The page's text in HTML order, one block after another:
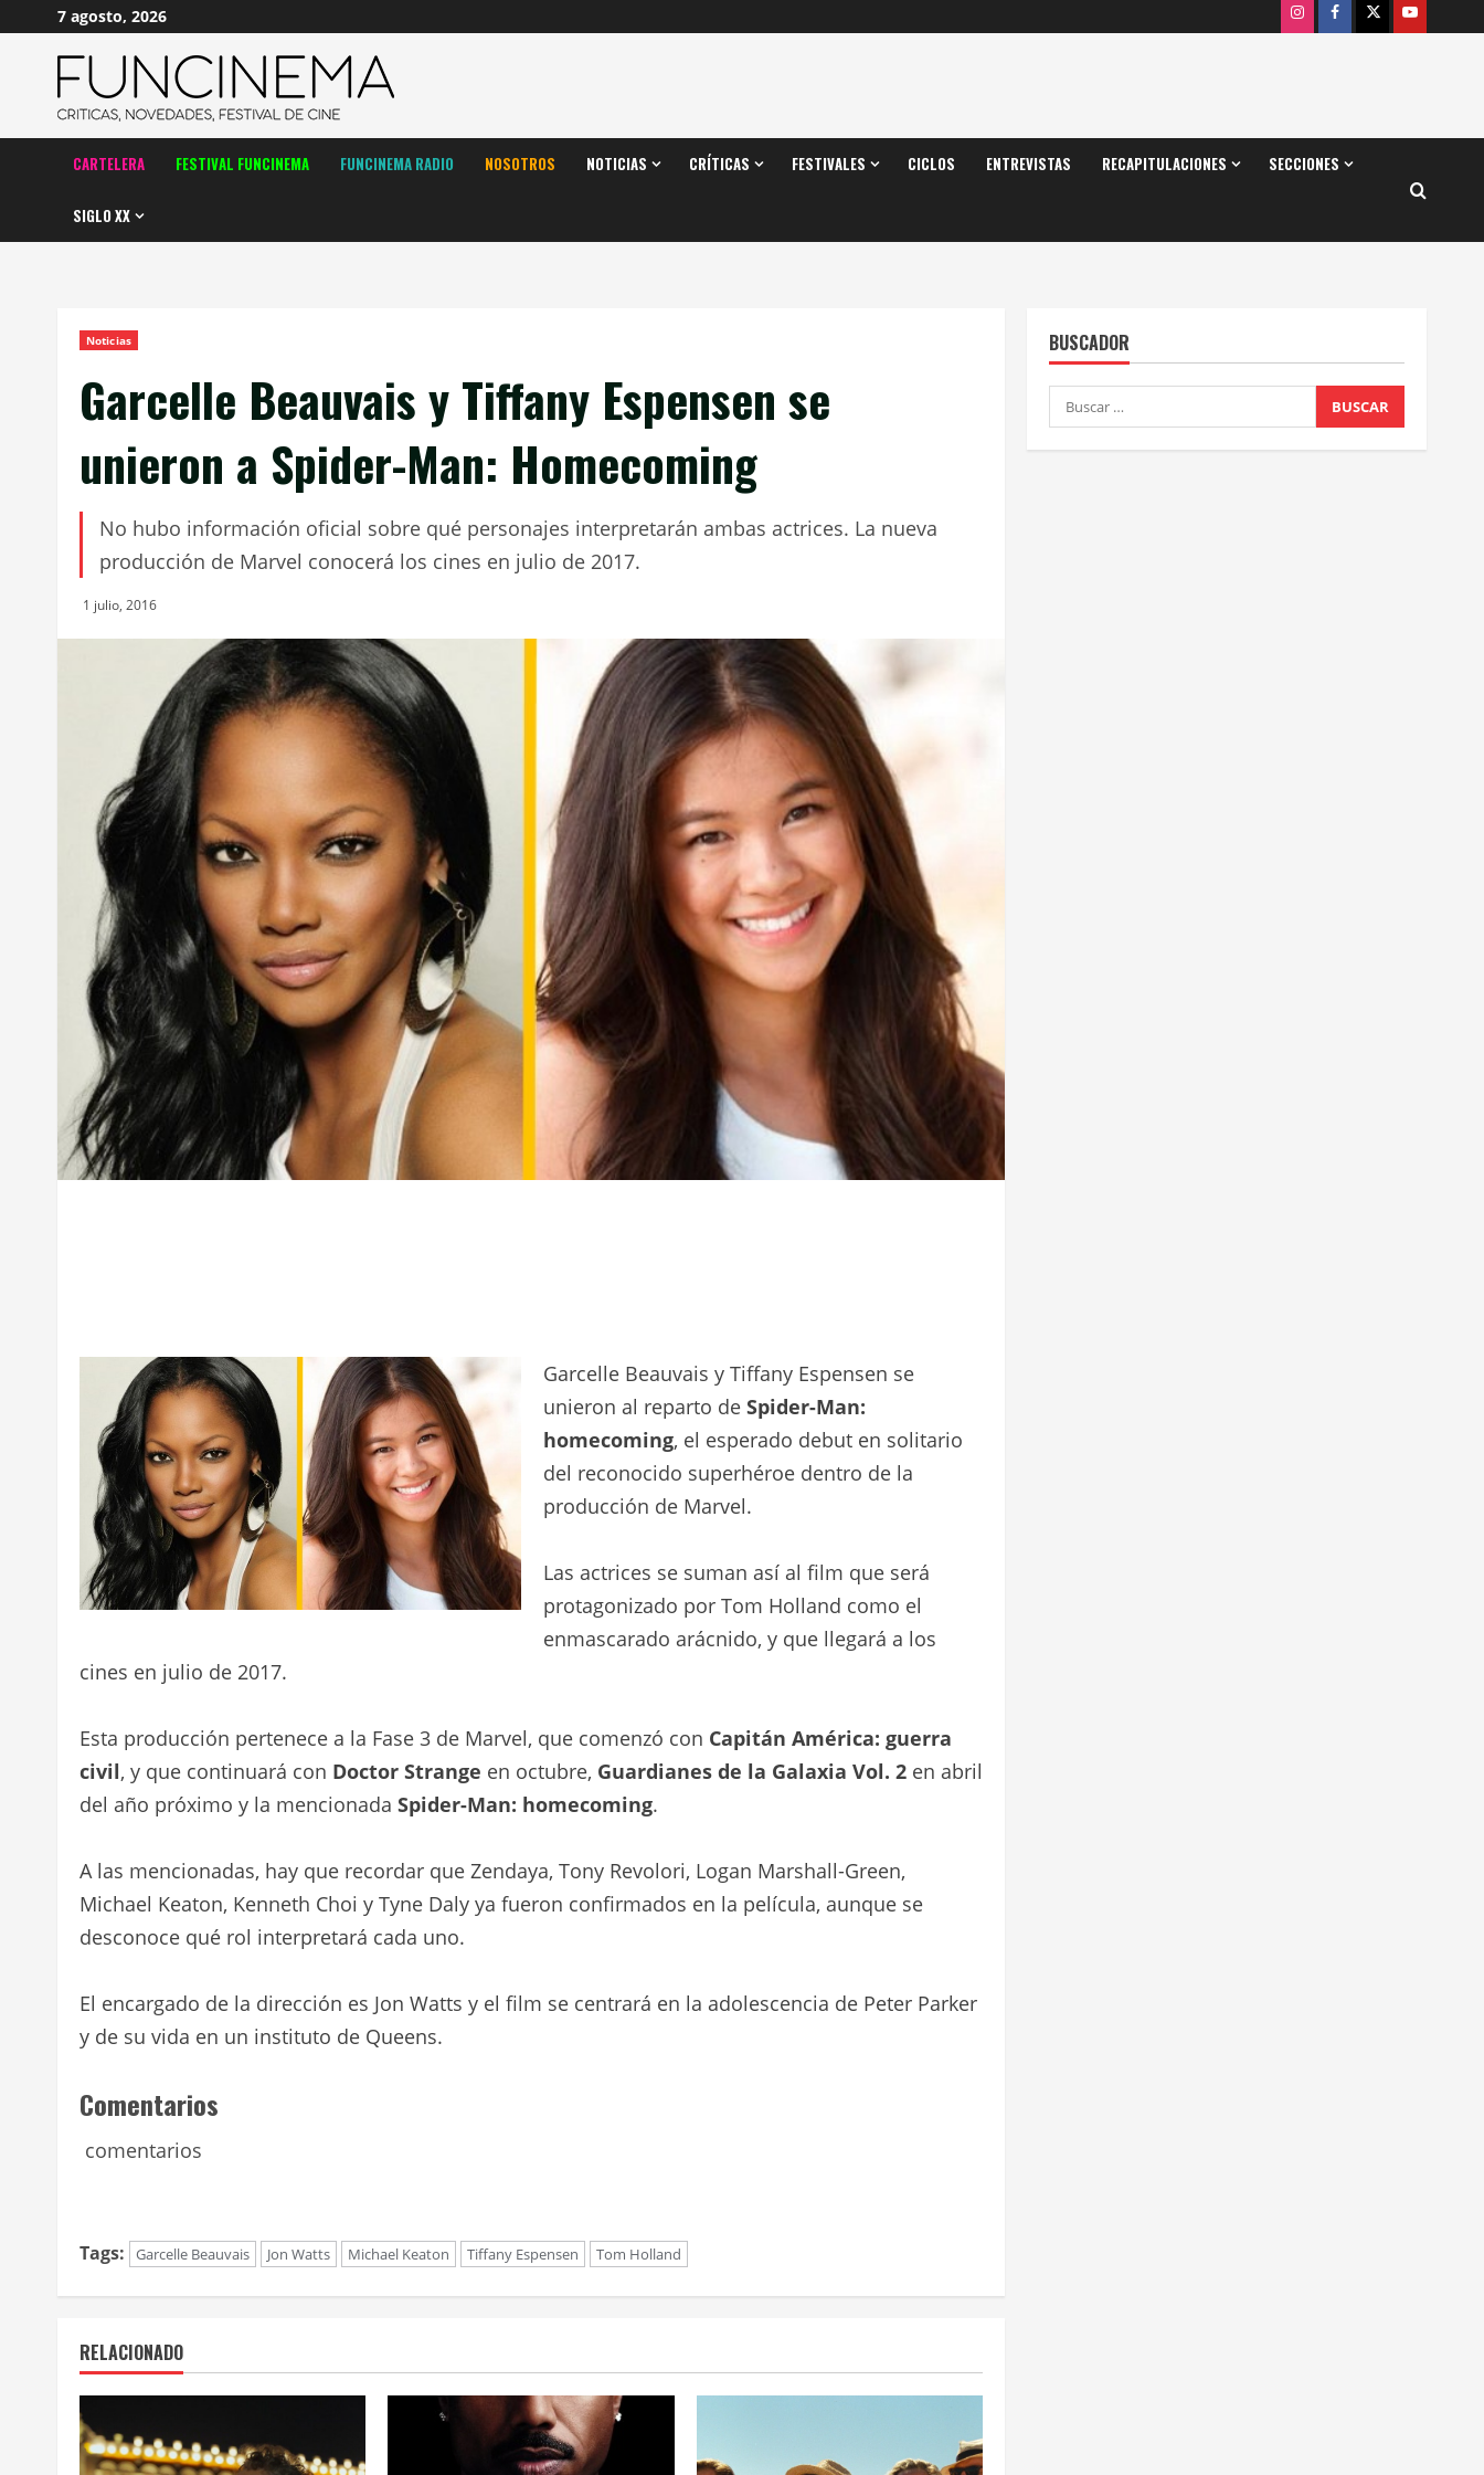
contenido
7 agosto, 2026 InstagramFacebook
X Youtube
CARTELERA FESTIVAL FUNCINEMA FUNCINEMA RADIO NOSOTROS NOTICIAS CRÍTICAS FESTIVALES CICLOS ENTREVISTAS RECAPITULACIONES SECCIONES
SIGLO XX
Noticias
Garcelle Beauvais y Tiffany Espensen se
unieron a Spider-Man: Homecoming
No hubo información oficial sobre qué personajes interpretarán ambas actrices. La nueva
producción de Marvel conocerá los cines en julio de 2017.
1 julio, 2016
Garcelle Beauvais y Tiffany Espensen se
unieron al reparto de Spider-Man:
homecoming, el esperado debut en solitario
del reconocido superhéroe dentro de la
producción de Marvel.
Las actrices se suman así al film que será
protagonizado por Tom Holland como el
enmascarado arácnido, y que llegará a los
cines en julio de 2017.
Esta producción pertenece a la Fase 3 de Marvel, que comenzó con Capitán América: guerra
civil, y que continuará con Doctor Strange en octubre, Guardianes de la Galaxia Vol. 2 en abril
del año próximo y la mencionada Spider-Man: homecoming.
A las mencionadas, hay que recordar que Zendaya, Tony Revolori, Logan Marshall-Green,
Michael Keaton, Kenneth Choi y Tyne Daly ya fueron confirmados en la película, aunque se
desconoce qué rol interpretará cada uno.
El encargado de la dirección es Jon Watts y el film se centrará en la adolescencia de Peter Parker
y de su vida en un instituto de Queens.
Comentarios
comentarios
Tags: Garcelle Beauvais Jon Watts Michael Keaton Tiffany Espensen Tom Holland
RELACIONADO
BUSCADOR
Buscar: